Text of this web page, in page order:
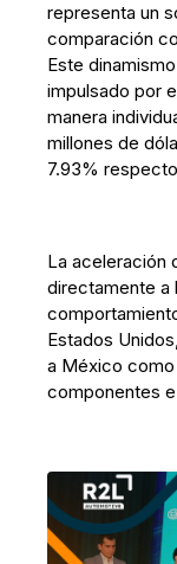
representa un
comparación
Este
impulsado por
manera
millones de
7.93%
La aceleración
directamente a
Estados
a México
componentes